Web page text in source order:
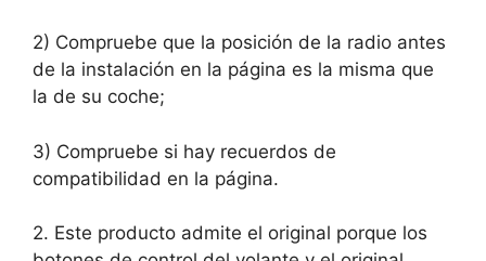
2) Compruebe que la posición de la radio antes
de la instalación en la página es la misma que
la de su coche;
3) Compruebe si hay recuerdos de
compatibilidad en la página.
2. Este producto admite el original porque los